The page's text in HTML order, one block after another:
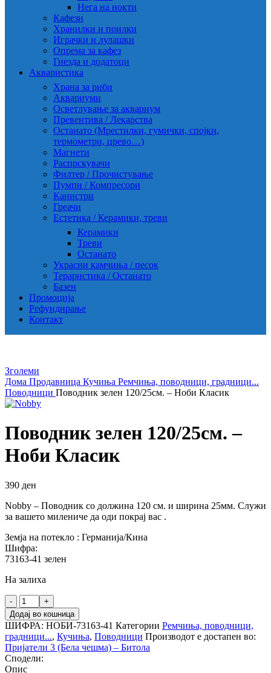
Нега на нокти
Кафези
Хранилки и поилки
Играчки и лулашки
Опрема за кафез
Гнезда и додатоци
Акваристика
Храна за риби
Аквариуми
Осветлување за аквариум
Превентива / Лекарства
Останато (Мрестилки, гумички, спојки,
термометри, црево…)
Магнети
Распрскувачи
Филтер / Прочистување
Пумпи / Компресори
Канистри
Греачи
Естетика / Керамики, треви
Керамики
Треви
Останато
Украсни камчиња / песок
Тераристика / Останато
Базен
Промоција
Рефундирање
Контакт
Зголеми
Дома Продавница Кучиња Ремчиња, поводници, градници...
Поводници Поводник зелен 120/25см. – Ноби Класик
Поводник зелен 120/25см. –
Ноби Класик
390 ден
Nobby – Поводник со должина 120 см. и ширина 25мм. Служи
за вашето милениче да оди покрај вас .
Земја на потекло : Германија/Кина
Шифра:
73163-41 зелен
На залиха
Поводник
зелен
120/25см.
-
Ноби
Класик
количина
Додај во кошница
ШИФРА: НОБИ-73163-41 Категории Ремчиња, поводници,
градници..., Кучиња, Поводници Производот е достапен во:
Пријатели 3 (Бела чешма) – Битола
Сподели:
Опис